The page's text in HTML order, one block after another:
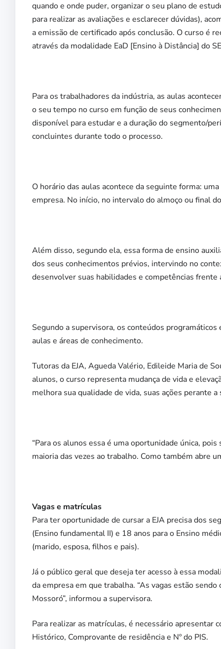
quando e onde puder, organizar o seu plano de
para realizar as avaliações e esclarecer dúvidas),
a emissão de certificado após conclusão. O curso é
através da modalidade EaD [Ensino à Distância] do
Para os trabalhadores da indústria, as aulas
o seu tempo no curso em função de seus
disponível para estudar e a duração do segmento/
concluintes durante todo o processo.
O horário das aulas acontece da seguinte forma:
empresa. No início, no intervalo do almoço ou final
Além disso, segundo ela, essa forma de ensino
dos seus conhecimentos prévios, intervindo no
desenvolver suas habilidades e competências
Segundo a supervisora, os conteúdos
aulas e áreas de conhecimento.
Tutoras da EJA, Agueda Valério, Edileide Maria de
alunos, o curso representa mudança de vida e
melhora sua qualidade de vida, suas ações perante
“Para os alunos essa é uma oportunidade única,
maioria das vezes ao trabalho. Como também abre
Vagas e matrículas
Para ter oportunidade de cursar a EJA precisa dos
(Ensino fundamental II) e 18 anos para o Ensino
(marido, esposa, filhos e pais).
Já o público geral que deseja ter acesso à essa
da empresa em que trabalha. “As vagas estão
Mossoró”, informou a supervisora.
Para realizar as matrículas, é necessário apresentar
Histórico, Comprovante de residência e Nº do PIS.